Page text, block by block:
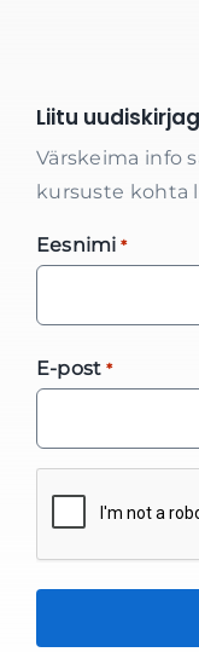
Liitu
Värskeima info
kursuste kohta
Eesnimi *
E-post *